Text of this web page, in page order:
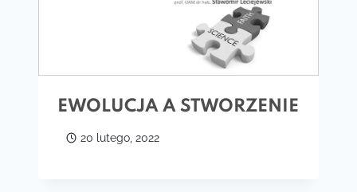
EWOLUCJA A STWORZENIE
20 lutego, 2022